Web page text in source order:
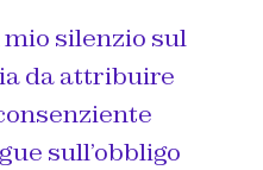
mio silenzio sul
da attribuire
sull’obbligo